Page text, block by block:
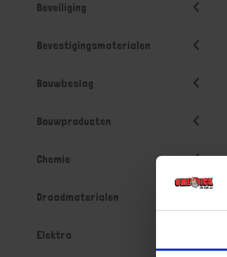
Beveiliging
Bevestigingsmaterialen
Bouwbeslag
Bouwproducten
Chemie
Draadmaterialen
Elektra